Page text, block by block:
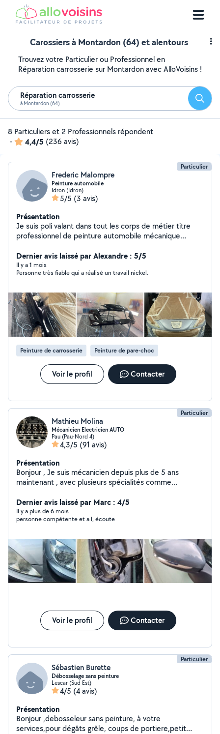
Carossiers à Montardon (64) et alentours
Trouvez votre Particulier ou Professionnel en
Réparation carrosserie sur Montardon avec AlloVoisins !
Réparation carrosserie
à Montardon (64)
8 Particuliers et 2 Professionnels répondent
-
4,4/5 (236 avis)
Particulier
Frederic Malompre
Peinture automobile
Idron (Idron)
5/5 (3 avis)
Présentation
Je suis poli valant dans tout les corps de métier titre
professionnel de peinture automobile mécanique
Dernier avis laissé par Alexandre : 5/5
Il y a 1 mois
Personne très fiable qui a réalisé un travail nickel.
Peinture de carrosserie Peinture de pare-choc
Voir le profil Contacter
Particulier
Mathieu Molina
Mécanicien Electricien AUTO
Pau (Pau-Nord 4)
4,3/5 (91 avis)
Présentation
Bonjour , Je suis mécanicien depuis plus de 5 ans
maintenant , avec plusieurs spécialités comme
du simplement remplacement de pièces à la recherche
de pannes. Je possède tout les outils qu'il faut pour
effectuer un diagnostic précis.
Dernier avis laissé par Marc : 4/5
Il y a plus de 6 mois
personne compétente et a l, écoute
Voir le profil Contacter
Particulier
Sébastien Burette
Débosselage sans peinture
Lescar (Sud Est)
4/5 (4 avis)
Présentation
Bonjour ,debosseleur sans peinture, à votre
services,pour dégâts grêle, coups de portiere,petit